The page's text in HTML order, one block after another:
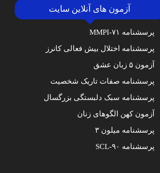
آزمون های آنلاین سایت
پرسشنامه MMPI-۷۱
پرسشنامه اختلال بیش فعالی کانرز
آزمون ۵ زبان عشق
پرسشنامه صفات تاریک شخصیت
پرسشنامه سبک دلبستگی بزرگسال
آزمون کهن الگوهای زنان
پرسشنامه میلون ۳
پرسشنامه SCL-۹۰